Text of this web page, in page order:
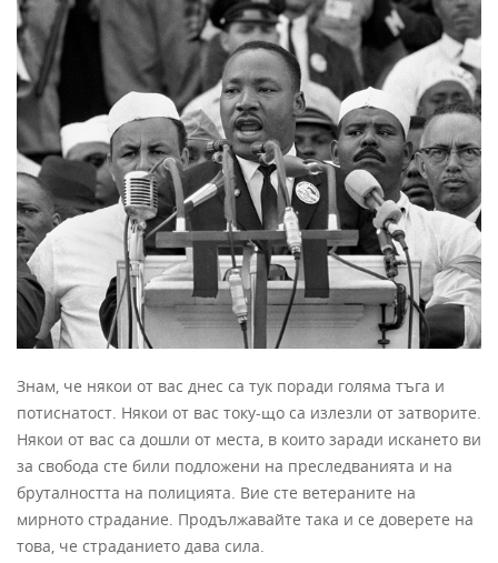
Знам, че някои от вас днес са тук поради голяма тъга и
потиснатост. Някои от вас току-що са излезли от затворите.
Някои от вас са дошли от места, в които заради искането ви
за свобода сте били подложени на преследванията и на
бруталността на полицията. Вие сте ветераните на
мирното страдание. Продължавайте така и се доверете на
това, че страданието дава сила.